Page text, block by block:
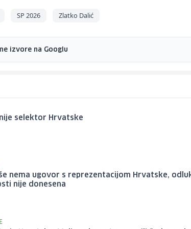
SP 2026 Zlatko Dalić
izvore na Googlu
selektor Hrvatske
nema ugovor s reprezentacijom Hrvatske,
nije donesena